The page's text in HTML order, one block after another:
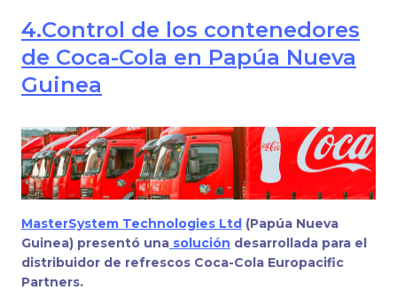
4.Control de los contenedores
de Coca-Cola en Papúa Nueva
Guinea
MasterSystem Technologies Ltd (Papúa Nueva
Guinea) presentó una solución desarrollada para el
distribuidor de refrescos Coca-Cola Europacific
Partners.